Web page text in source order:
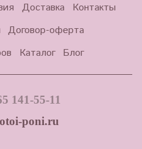
Доставка
Контакты
Договор-оферта
Каталог Блог
141-55-11
poni.ru